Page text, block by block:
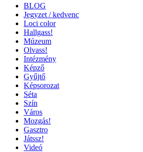
BLOG
Jegyzet / kedvenc
Loci color
Hallgass!
Múzeum
Olvass!
Intézmény
Képző
Gyűjtő
Képsorozat
Séta
Szín
Város
Mozgás!
Gasztro
Játssz!
Videó